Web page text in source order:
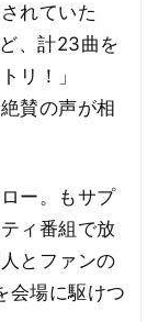
れていた
、計23曲を
リ！」
賛の声が相
ー。もサプ
ィ番組で放
とファンの
会場に駆けつ